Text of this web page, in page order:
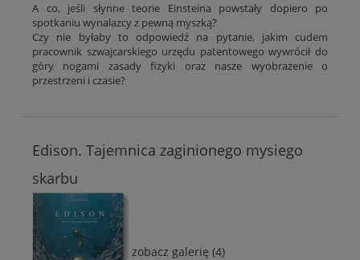
A co, jeśli słynne teorie Einsteina powstały dopiero po
spotkaniu wynalazcy z pewną myszką?
Czy nie byłaby to odpowiedź na pytanie, jakim cudem
pracownik szwajcarskiego urzędu patentowego wywrócił do
góry nogami zasady fizyki oraz nasze wyobrażenie o
przestrzeni i czasie?
Edison. Tajemnica zaginionego mysiego
skarbu
zobacz galerię (4)